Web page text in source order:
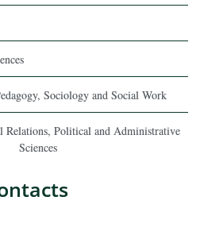
Sociology and Social Work
Relations, Political and Administrative
Sciences